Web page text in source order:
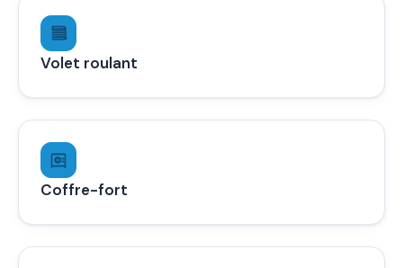
Volet roulant
Coffre-fort